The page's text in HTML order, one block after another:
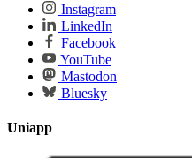
Instagram
LinkedIn
Facebook
YouTube
Mastodon
Bluesky
Uniapp